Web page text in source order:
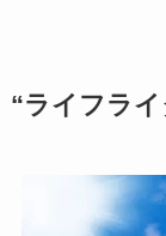
“ライフラ